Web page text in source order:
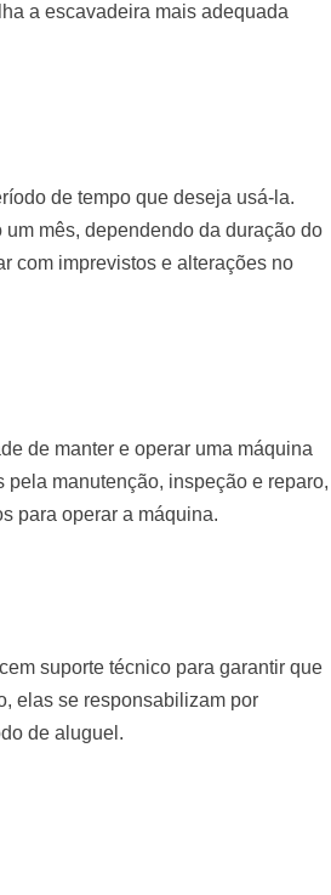
a escavadeira mais adequada
de tempo que deseja usá-la.
mês, dependendo da duração do
com imprevistos e alterações no
de manter e operar uma máquina
manutenção, inspeção e reparo,
para operar a máquina.
suporte técnico para garantir que
elas se responsabilizam por
de aluguel.